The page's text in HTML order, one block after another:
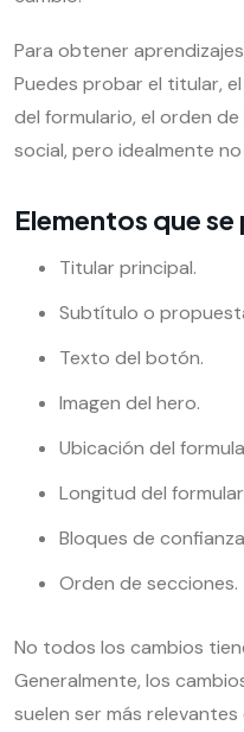
Para obtener
Puedes probar el titular,
del formulario, el orden
social, pero idealmente
Elementos que
Titular principal.
Subtítulo o
Texto del botón.
Imagen del hero.
Ubicación del
Longitud del
Bloques de
Orden de secciones.
No todos los cambios
Generalmente, los
suelen ser más